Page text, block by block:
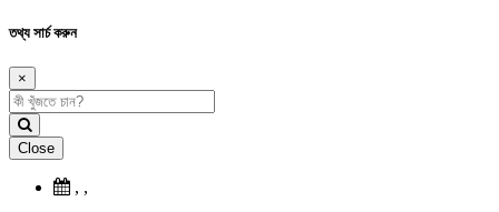
তথ্য সার্চ করুন
×
Close
, ,